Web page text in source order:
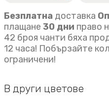
Безплатна доставка
плащане 30 дни право
42 броя чанти бяха
12 часа! Побързайте
ограничени!
В други цветове